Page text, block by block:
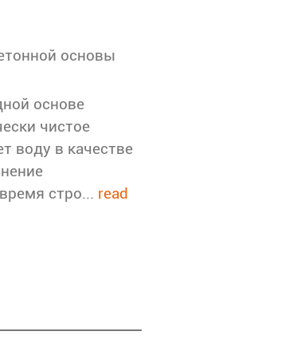
основы
основе
чистое
воду в качестве
стро... read